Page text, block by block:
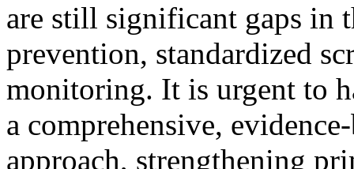
are still significant gaps in
prevention, standardized
monitoring. It is urgent to
a comprehensive,
approach, strengthening